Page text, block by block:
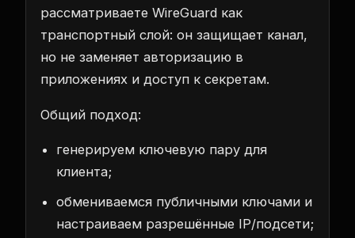
рассматриваете WireGuard как
транспортный слой: он защищает канал,
но не заменяет авторизацию в
приложениях и доступ к секретам.
Общий подход:
генерируем ключевую пару для
клиента;
обмениваемся публичными ключами и
настраиваем разрешённые IP/подсети;